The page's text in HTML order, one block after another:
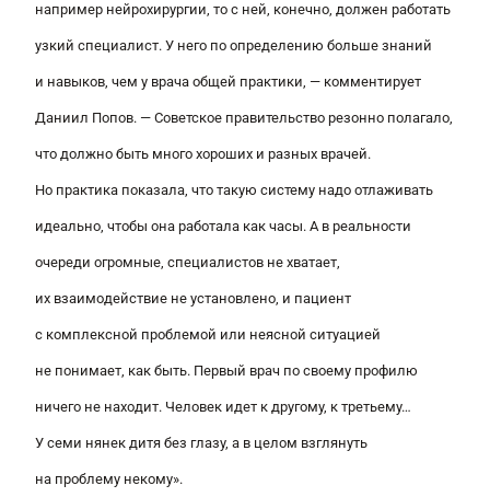
например нейрохирургии, то с ней, конечно, должен работать
узкий специалист. У него по определению больше знаний
и навыков, чем у врача общей практики, — комментирует
Даниил Попов. — Советское правительство резонно полагало,
что должно быть много хороших и разных врачей.
Но практика показала, что такую систему надо отлаживать
идеально, чтобы она работала как часы. А в реальности
очереди огромные, специалистов не хватает,
их взаимодействие не установлено, и пациент
с комплексной проблемой или неясной ситуацией
не понимает, как быть. Первый врач по своему профилю
ничего не находит. Человек идет к другому, к третьему…
У семи нянек дитя без глазу, а в целом взглянуть
на проблему некому».